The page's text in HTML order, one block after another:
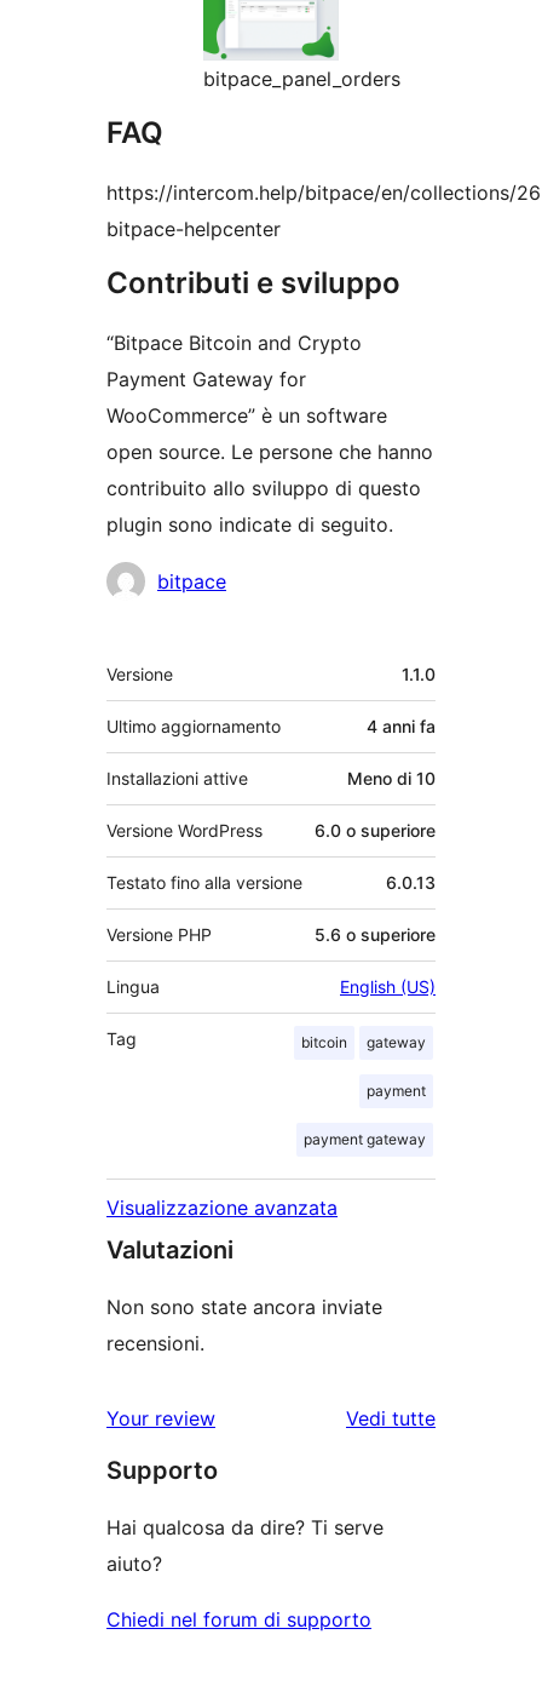
bitpace_panel_orders
FAQ
https://intercom.help/bitpace/en/collections/
bitpace-helpcenter
Contributi e sviluppo
“Bitpace Bitcoin and Crypto
Payment Gateway for
WooCommerce” è un software
open source. Le persone che hanno
contribuito allo sviluppo di questo
plugin sono indicate di seguito.
Collaboratori
bitpace
Meta
Versione 1.1.0
Ultimo aggiornamento 4 anni fa
Installazioni attive Meno di 10
Versione WordPress 6.0 o superiore
Testato fino alla versione 6.0.13
Versione PHP 5.6 o superiore
Lingua English (US)
Tag bitcoin gateway
payment
payment gateway
Visualizzazione avanzata
Valutazioni
Non sono state ancora inviate
recensioni.
Your review Vedi tuttele
Supporto
Hai qualcosa da dire? Ti serve
aiuto?
Chiedi nel forum di supporto